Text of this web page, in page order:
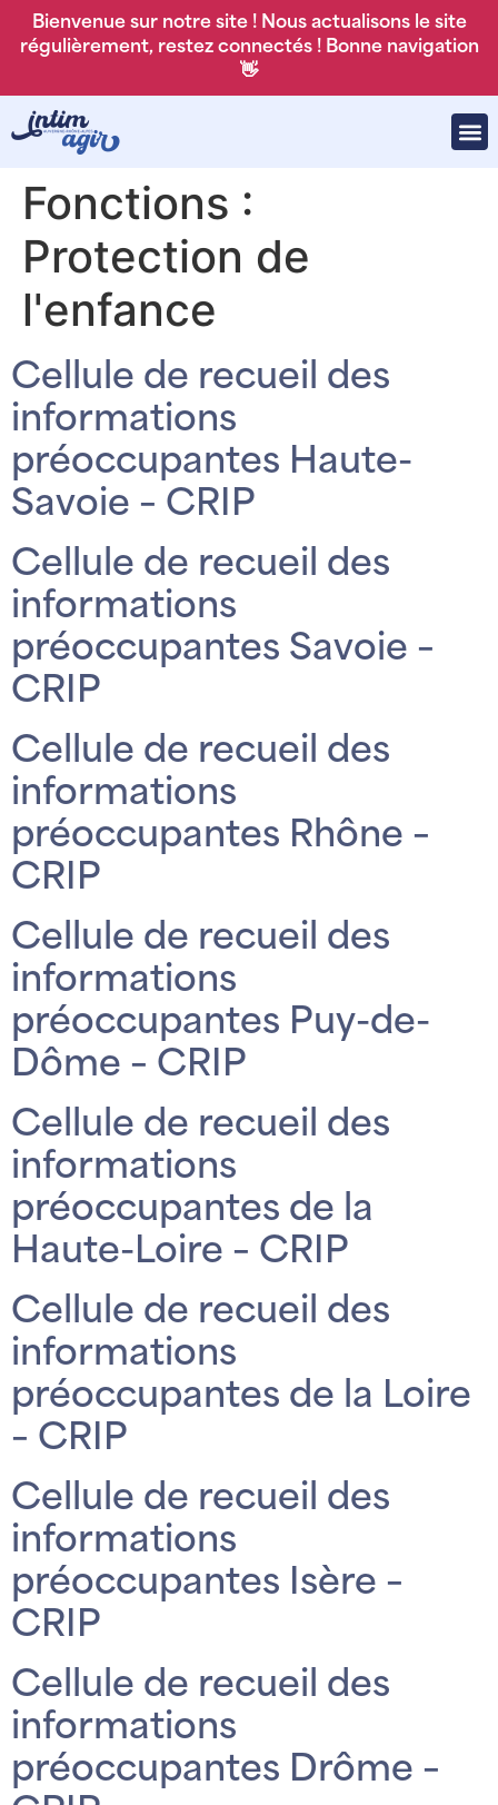
Bienvenue sur notre site ! Nous actualisons le site
régulièrement, restez connectés ! Bonne navigation
👋
Fonctions :
Protection de
l'enfance
Cellule de recueil des
informations
préoccupantes Haute-
Savoie – CRIP
Cellule de recueil des
informations
préoccupantes Savoie –
CRIP
Cellule de recueil des
informations
préoccupantes Rhône –
CRIP
Cellule de recueil des
informations
préoccupantes Puy-de-
Dôme – CRIP
Cellule de recueil des
informations
préoccupantes de la
Haute-Loire – CRIP
Cellule de recueil des
informations
préoccupantes de la Loire
– CRIP
Cellule de recueil des
informations
préoccupantes Isère –
CRIP
Cellule de recueil des
informations
préoccupantes Drôme –